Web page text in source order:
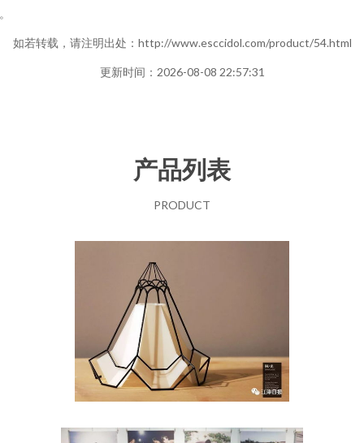
如若转载，请注明出处：http://www.esccidol.com/product/54.html
更新时间：2026-08-08 22:57:31
产品列表
PRODUCT